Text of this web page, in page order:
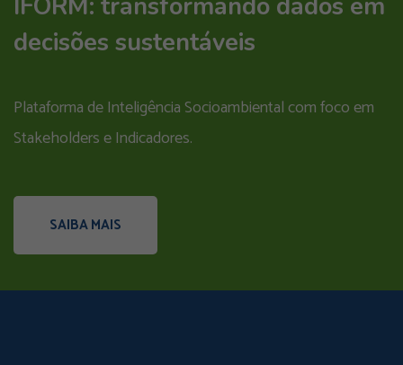
IFORM: transformando dados em
decisões sustentáveis
Plataforma de Inteligência Socioambiental com foco em
Stakeholders e Indicadores.
SAIBA MAIS